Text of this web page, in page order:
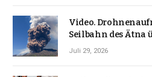
Video.
Seilbahn des Ätna
Vulkanlandschaft
Juli 29, 2026